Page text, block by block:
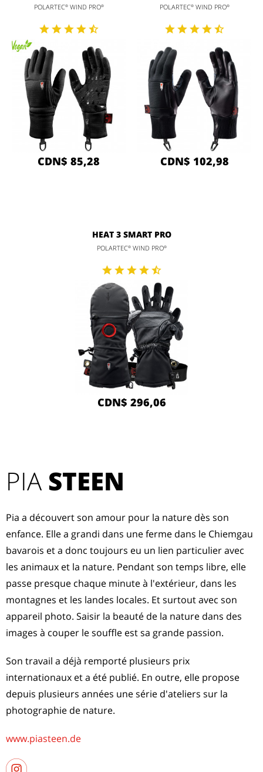
POLARTEC®WIND PRO®
CDN$ 85,28
POLARTEC®WIND PRO®
CDN$ 102,98
HEAT 3 SMART PRO
POLARTEC®WIND PRO®
CDN$ 296,06
PIA STEEN
Pia a découvert son amour pour la nature dès son
enfance. Elle a grandi dans une ferme dans le Chiemgau
bavarois et a donc toujours eu un lien particulier avec
les animaux et la nature. Pendant son temps libre, elle
passe presque chaque minute à l'extérieur, dans les
montagnes et les landes locales. Et surtout avec son
appareil photo. Saisir la beauté de la nature dans des
images à couper le souffle est sa grande passion.
Son travail a déjà remporté plusieurs prix
internationaux et a été publié. En outre, elle propose
depuis plusieurs années une série d'ateliers sur la
photographie de nature.
www.piasteen.de